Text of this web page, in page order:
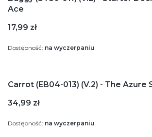
Ace
Cena
17,99 zł
Dostępność: na wyczerpaniu
Carrot (EB04-013) (V.2) - The Azure
Cena
34,99 zł
Dostępność: na wyczerpaniu